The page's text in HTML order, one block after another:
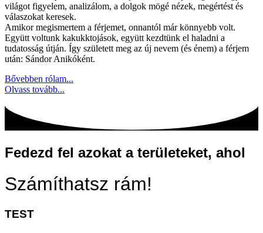
világot figyelem, analizálom, a dolgok mögé nézek, megértést és
válaszokat keresek.
Amikor megismertem a férjemet, onnantól már könnyebb volt.
Együtt voltunk kakukktojások, együtt kezdtünk el haladni a
tudatosság útján. Így született meg az új nevem (és énem) a férjem
után: Sándor Anikóként.
Bővebben rólam...
Olvass tovább...
Fedezd fel azokat a területeket, ahol
Számíthatsz rám!
TEST